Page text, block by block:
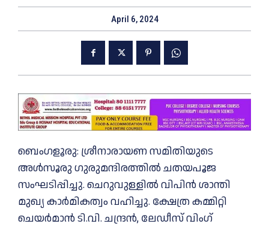
April 6, 2024
ബെംഗളൂരു: ശ്രീനാരായണ സമിതിയുടെ
അൾസൂരു ഗുരുമന്ദിരത്തിൽ ചതയപൂജ
സംഘടിപ്പിച്ചു. ചെറുവുള്ളിൽ വിപിൻ ശാന്തി
മുഖ്യ കാർമികത്വം വഹിച്ചു. ക്ഷേത്ര കമ്മിറ്റി
ചെയർമാൻ ടി.വി. ചന്ദ്രൻ, ലേഡീസ് വിംഗ്